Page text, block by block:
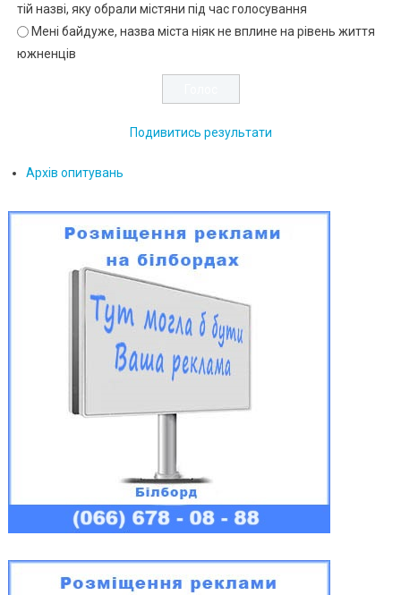
тій назві, яку обрали містяни під час голосування
Мені байдуже, назва міста ніяк не вплине на рівень життя
южненців
Подивитись результати
Архів опитувань